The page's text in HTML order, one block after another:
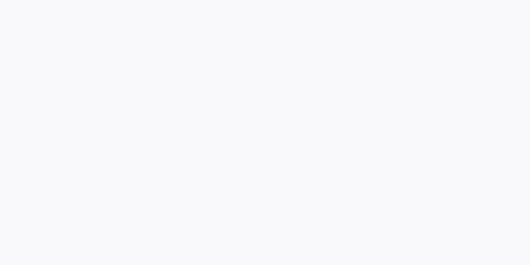
tập thể dục, chạy xe ôm công nghệ, tài xế, tele sale, họp, chơi game hoặc trong điều kiện thời tiết mưa. Tai nghe
Earphones là một lựa chọn tiện lợi và chất lượng cao hơn cho bất kỳ ai đang tìm kiếm tai nghe không dây với chất
2 giờ.
được.
vào tai TRÁI hoặc PHẢI đều được.
hoặc PHẢI.
đều được.